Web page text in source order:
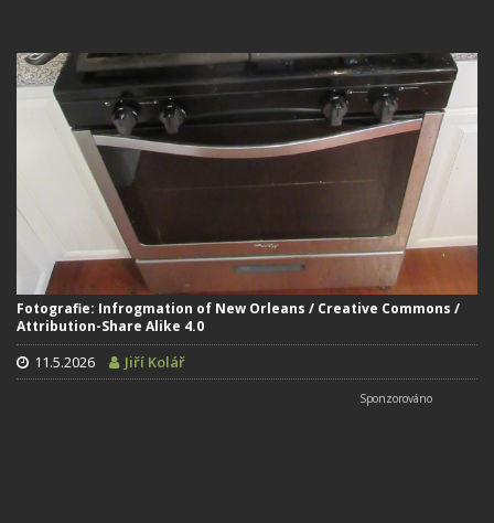
Fotografie: Infrogmation of New Orleans / Creative Commons /
Attribution-Share Alike 4.0
11.5.2026 Jiří Kolář